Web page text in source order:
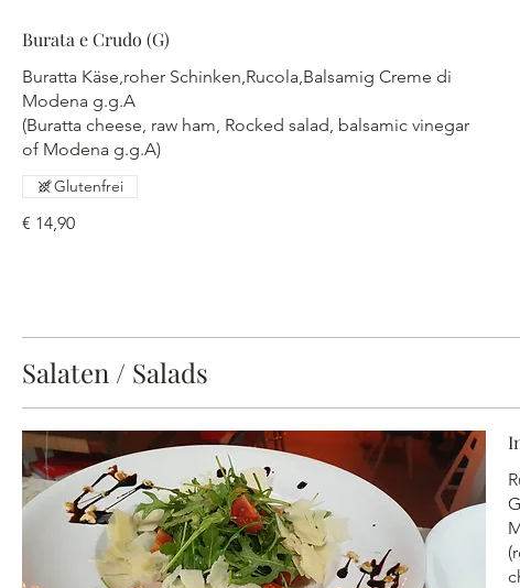
Burata e Crudo (G)
Buratta Käse,roher Schinken,Rucola,Balsamig Creme di
Modena g.g.A
(Buratta cheese, raw ham, Rocked salad, balsamic vinegar
of Modena g.g.A)
€ 14,90
Glutenfrei
Salaten / Salads